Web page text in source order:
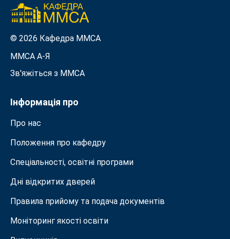
© 2026 Кафедра ММСА
ММСА A-Я
Зв'яжіться з MMСА
Інформація про
Про нас
Положення про кафедру
Спеціальності, освітні програми
Дні відкритих дверей
Правила прийому та подача документiв
Моніторинг якості освіти